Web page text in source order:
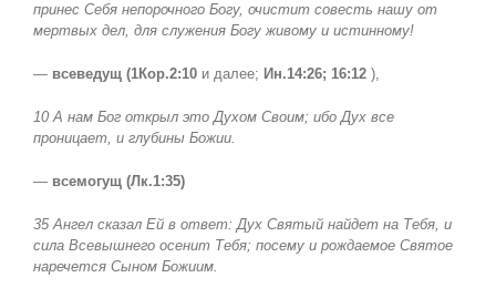
принес Себя непорочного Богу, очистит совесть нашу от
мертвых дел, для служения Богу живому и истинному!
— всеведущ (1Кор.2:10 и далее; Ин.14:26; 16:12 ),
10 А нам Бог открыл это Духом Своим; ибо Дух все
проницает, и глубины Божии.
— всемогущ (Лк.1:35)
35 Ангел сказал Ей в ответ: Дух Святый найдет на Тебя, и
сила Всевышнего осенит Тебя; посему и рождаемое Святое
наречется Сыном Божиим.